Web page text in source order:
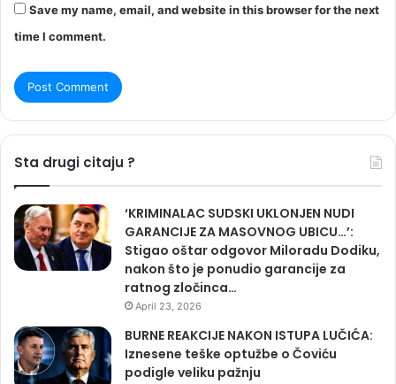
Save my name, email, and website in this browser for the next
time I comment.
Sta drugi citaju ?
‘KRIMINALAC SUDSKI UKLONJEN NUDI
GARANCIJE ZA MASOVNOG UBICU…’:
Stigao oštar odgovor Miloradu Dodiku,
nakon što je ponudio garancije za
ratnog zločinca…
April 23, 2026
BURNE REAKCIJE NAKON ISTUPA LUČIĆA:
Iznesene teške optužbe o Čoviću
podigle veliku pažnju